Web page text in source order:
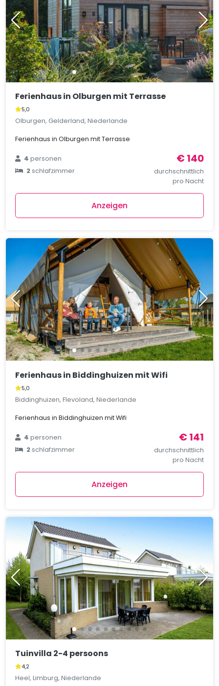
Ferienhaus in Olburgen mit Terrasse
5,0
Olburgen, Gelderland, Niederlande
Ferienhaus in Olburgen mit Terrasse
4personen
2schlafzimmer
€ 140
durchschnittlich
pro Nacht
Anzeigen
Ferienhaus in Biddinghuizen mit Wifi
5,0
Biddinghuizen, Flevoland, Niederlande
Ferienhaus in Biddinghuizen mit Wifi
4personen
2schlafzimmer
€ 141
durchschnittlich
pro Nacht
Anzeigen
Tuinvilla 2-4 persoons
4,2
Heel, Limburg, Niederlande